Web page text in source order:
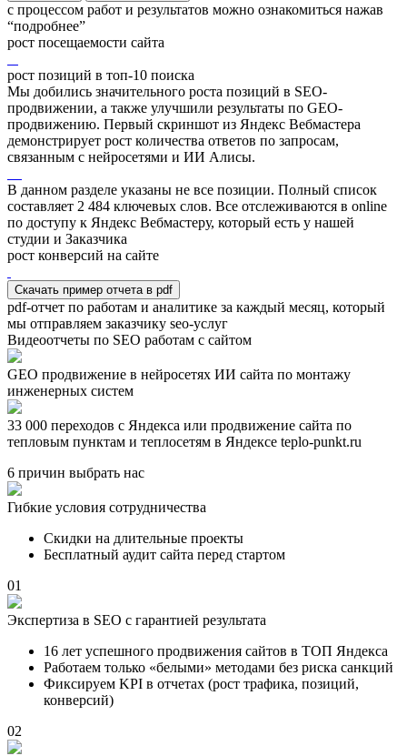
с процессом работ и результатов можно ознакомиться нажав
“подробнее”
рост посещаемости сайта
рост позиций в топ-10 поиска
Мы добились значительного роста позиций в SEO-
продвижении, а также улучшили результаты по GEO-
продвижению. Первый скриншот из Яндекс Вебмастера
демонстрирует рост количества ответов по запросам,
связанным с нейросетями и ИИ Алисы.
В данном разделе указаны не все позиции. Полный список
составляет 2 484 ключевых слов. Все отслеживаются в online
по доступу к Яндекс Вебмастеру, который есть у нашей
студии и Заказчика
рост конверсий на сайте
Скачать пример отчета в pdf
pdf-отчет по работам и аналитике за каждый месяц, который
мы отправляем заказчику seo-услуг
Видеоотчеты по SEO работам с сайтом
GEO продвижение в нейросетях ИИ сайта по монтажу
инженерных систем
33 000 переходов с Яндекса или продвижение сайта по
тепловым пунктам и теплосетям в Яндексе teplo-punkt.ru
6 причин выбрать нас
Гибкие условия сотрудничества
Скидки на длительные проекты
Бесплатный аудит сайта перед стартом
01
Экспертиза в SEO с гарантией результата
16 лет успешного продвижения сайтов в ТОП Яндекса
Работаем только «белыми» методами без риска санкций
Фиксируем KPI в отчетах (рост трафика, позиций,
конверсий)
02